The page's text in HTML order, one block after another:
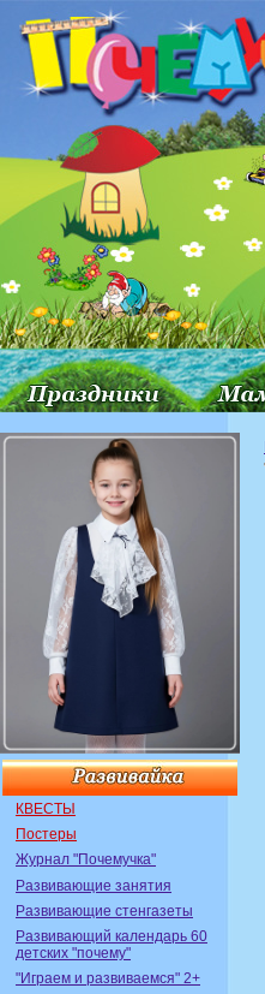
КВЕСТЫ
Постеры
Журнал "Почемучка"
Развивающие занятия
Развивающие стенгазеты
Развивающий календарь 60
детских "почему"
"Играем и развиваемся" 2+